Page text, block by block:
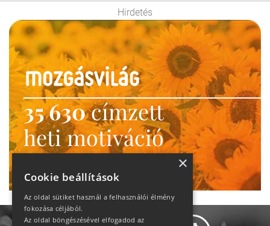
Hirdetés
35 630címzett
heti motiváció
Ne maradj le!
×
Cookie beállítások
Az oldal sütiket használ a felhasználói élmény
fokozása céljából.
Az oldal böngészésével elfogadod az